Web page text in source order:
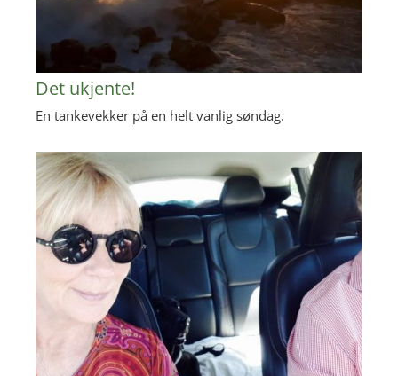
Det ukjente!
En tankevekker på en helt vanlig søndag.